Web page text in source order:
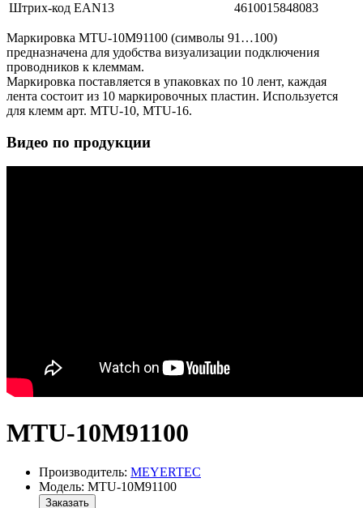
Штрих-код EAN13
4610015848083
Маркировка MTU-10M91100 (символы 91…100)
предназначена для удобства визуализации подключения
проводников к клеммам.
Маркировка поставляется в упаковках по 10 лент, каждая
лента состоит из 10 маркировочных пластин. Используется
для клемм арт. MTU-10, MTU-16.
Видео по продукции
MTU-10M91100
Производитель: MEYERTEC
Модель: MTU-10M91100
Заказать